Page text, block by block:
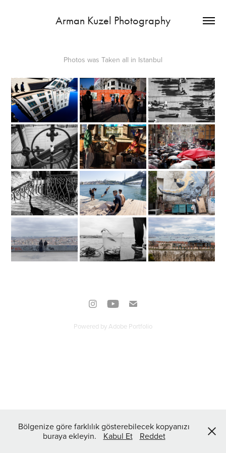
Arman Kuzel Photography
Photos was Taken all in Istanbul
Powered byAdobe Portfolio
Bölgenize göre farklılık gösterebilecek kopyanızı
buraya ekleyin.
Kabul Et Reddet